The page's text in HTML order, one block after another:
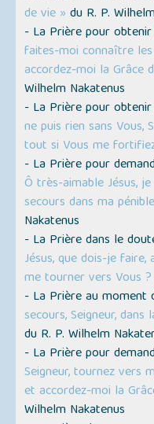
de vie » du R. P.
- La Prière pour
faites-moi connaître
accordez-moi la Grâce
Wilhelm Nakatenus
- La Prière pour
ne puis rien sans Vous,
tout si Vous me
- La Prière pour
Ô très-aimable Jésus,
secours dans ma
Nakatenus
- La Prière dans le
Jésus, que dois-je
me tourner vers Vous
- La Prière au moment
secours, Seigneur,
du R. P. Wilhelm
- La Prière pour
Seigneur, tournez vers
et accordez-moi la Grâce
Wilhelm Nakatenus